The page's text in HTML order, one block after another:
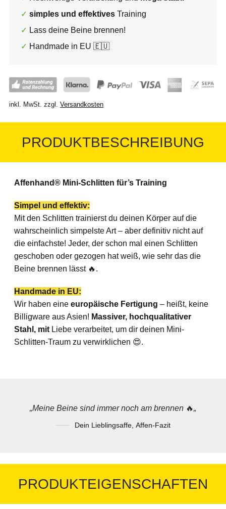
simples und effektivesTraining
Lass deine Beine brennen!
Handmade in EU 🇪🇺
inkl. MwSt. zzgl. Versandkosten
PRODUKTBESCHREIBUNG
Affenhand® Mini-Schlitten für’s Training
Simpel und effektiv:
Mit den Schlitten trainierst du deinen Körper auf die
wahrscheinlich simpelste Art – aber definitiv nicht auf
die einfachste! Jeder, der schon mal einen Schlitten
geschoben oder gezogen hat weiß, wie sehr das die
Beine brennen lässt 🔥.
Handmade in EU:
Wir haben eine europäische Fertigung – heißt, keine
Billigware aus Asien! Massiver, hochqualitativer
Stahl, mitLiebe verarbeitet, um dir deinen Mini-
Schlitten-Traum zu verwirklichen 😍.
„Meine Beine sind immer noch am brennen 🔥„
Dein Lieblingsaffe Affen-Fazit
PRODUKTEIGENSCHAFTEN